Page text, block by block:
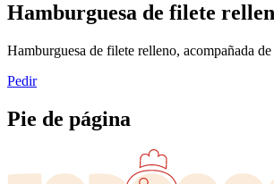
Hamburguesa de filete
Hamburguesa de filete relleno, acompañada
Pedir
Pie de página